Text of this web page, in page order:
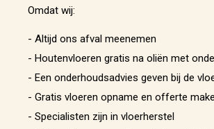
Omdat wij:
- Altijd ons afval meenemen
- Houtenvloeren gratis na oliën met
- Een onderhoudsadvies geven bij de
- Gratis vloeren opname en offerte
- Specialisten zijn in vloerherstel